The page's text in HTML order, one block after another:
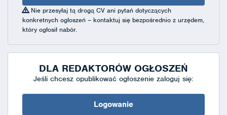
Nie przesyłaj tą drogą CV ani pytań dotyczących
konkretnych ogłoszeń – kontaktuj się bezpośrednio z urzędem,
który ogłosił nabór.
DLA REDAKTORÓW OGŁOSZEŃ
Jeśli chcesz opublikować ogłoszenie zaloguj się:
Logowanie